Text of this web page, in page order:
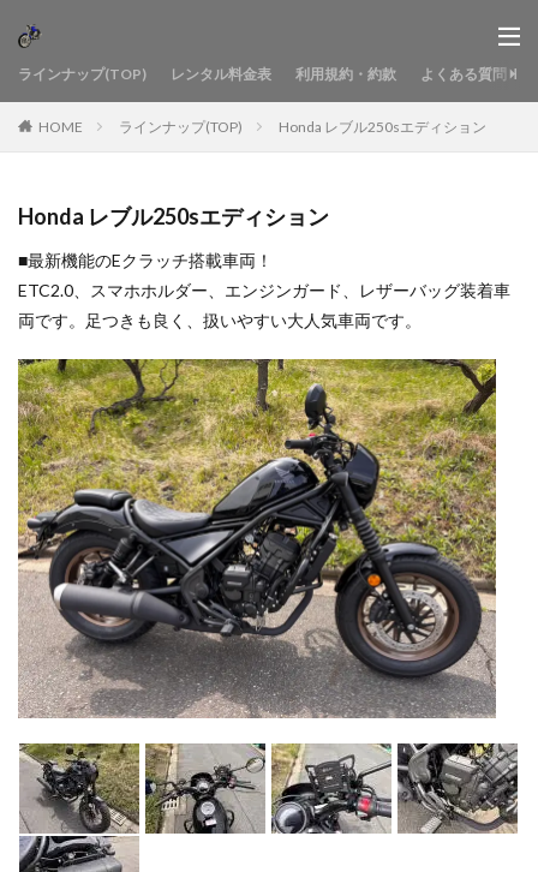
ラインナップ(TOP) レンタル料金表 利用規約・約款 よくある質問
HOME ラインナップ(TOP) Honda レブル250sエディション
Honda レブル250sエディション
■最新機能のEクラッチ搭載車両！
ETC2.0、スマホホルダー、エンジンガード、レザーバッグ装着車
両です。足つきも良く、扱いやすい大人気車両です。